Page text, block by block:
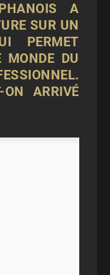
A
SUR UN
PERMET
MONDE DU
ARRIVÉ